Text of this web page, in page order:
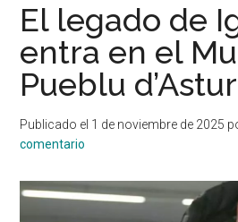
El legado de
entra en el
Pueblu
Publicado el 1 de noviembre de 2025
comentario